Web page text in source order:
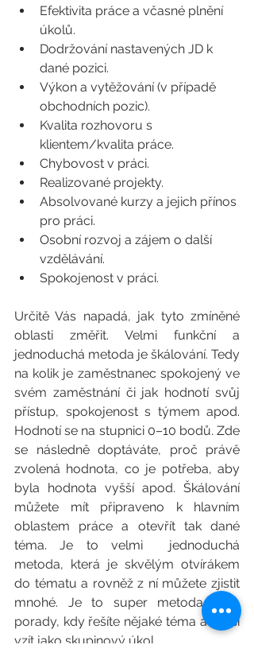
Efektivita práce a včasné plnění
úkolů.
Dodržování nastavených JD k
dané pozici.
Výkon a vytěžování (v případě
obchodních pozic).
Kvalita rozhovoru s
klientem/kvalita práce.
Chybovost v práci.
Realizované projekty.
Absolvované kurzy a jejich přínos
pro práci.
Osobní rozvoj a zájem o další
vzdělávání.
Spokojenost v práci.
Určitě Vás napadá, jak tyto zmíněné
oblasti změřit. Velmi funkční a
jednoduchá metoda je škálování. Tedy
na kolik je zaměstnanec spokojený ve
svém zaměstnání či jak hodnotí svůj
přístup, spokojenost s týmem apod.
Hodnotí se na stupnici 0–10 bodů. Zde
se následně doptáváte, proč právě
zvolená hodnota, co je potřeba, aby
byla hodnota vyšší apod. Škálování
můžete mít připraveno k hlavním
oblastem práce a otevřít tak dané
téma. Je to velmi  jednoduchá
metoda, která je skvělým otvírákem
do tématu a rovněž z ní můžete zjistit
mnohé. Je to super metoda i na
porady, kdy řešíte nějaké téma a lze si
vzít jako skupinový úkol.